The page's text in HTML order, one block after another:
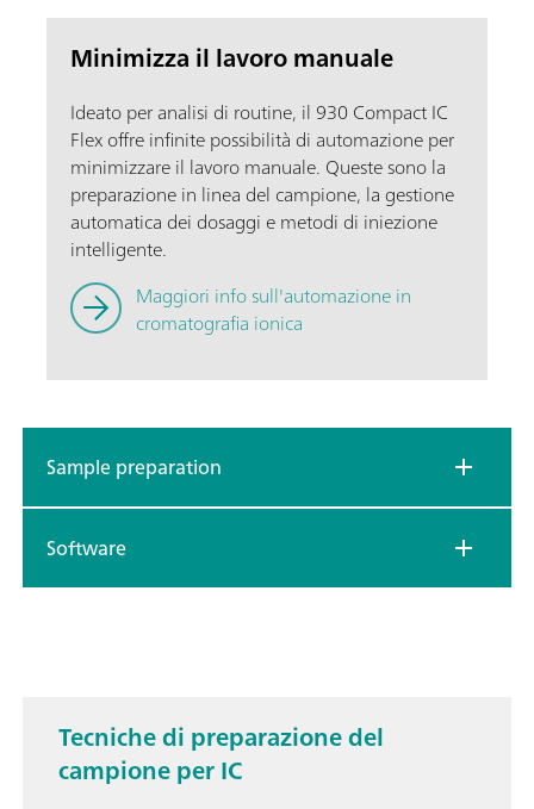
Minimizza il lavoro manuale
Ideato per analisi di routine, il 930 Compact IC
Flex offre infinite possibilità di automazione per
minimizzare il lavoro manuale. Queste sono la
preparazione in linea del campione, la gestione
automatica dei dosaggi e metodi di iniezione
intelligente.
Maggiori info sull'automazione in
cromatografia ionica
Sample preparation
Software
Tecniche di preparazione del
campione per IC